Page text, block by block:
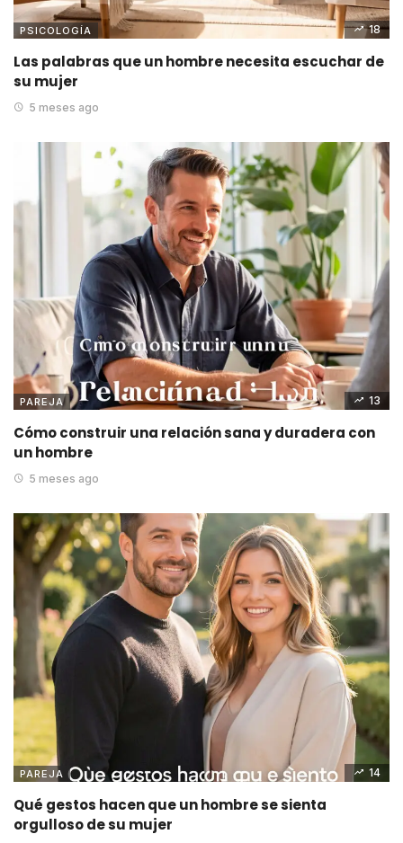
PSICOLOGÍA 18
Las palabras que un hombre necesita escuchar de
su mujer
5 meses ago
PAREJA 13
Cómo construir una relación sana y duradera con
un hombre
5 meses ago
PAREJA 14
Qué gestos hacen que un hombre se sienta
orgulloso de su mujer